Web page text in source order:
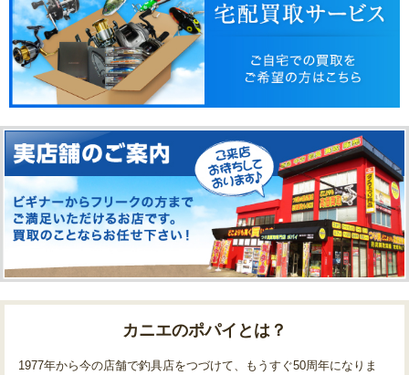
カニエのポパイとは？
1977年から今の店舗で釣具店をつづけて、もうすぐ50周年になりま